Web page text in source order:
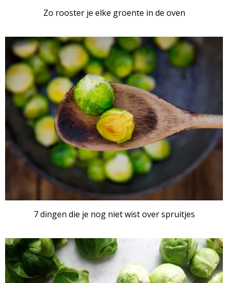
Zo rooster je elke groente in de oven
ARTIKEL
7 dingen die je nog niet wist over spruitjes
ARTIKEL